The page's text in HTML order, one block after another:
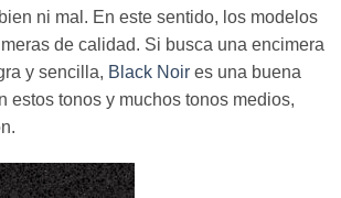
ni mal. En este sentido, los modelos
de calidad. Si busca una encimera
y sencilla, Black Noir es una buena
estos tonos y muchos tonos medios,